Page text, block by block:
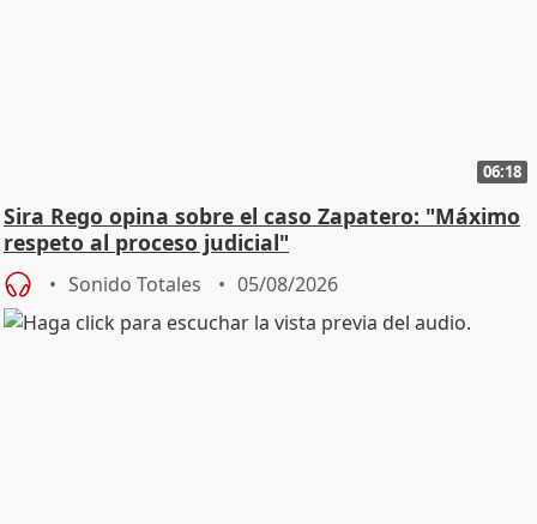
06:18
Sira Rego opina sobre el caso Zapatero: "Máximo
respeto al proceso judicial"
Sonido Totales 05/08/2026